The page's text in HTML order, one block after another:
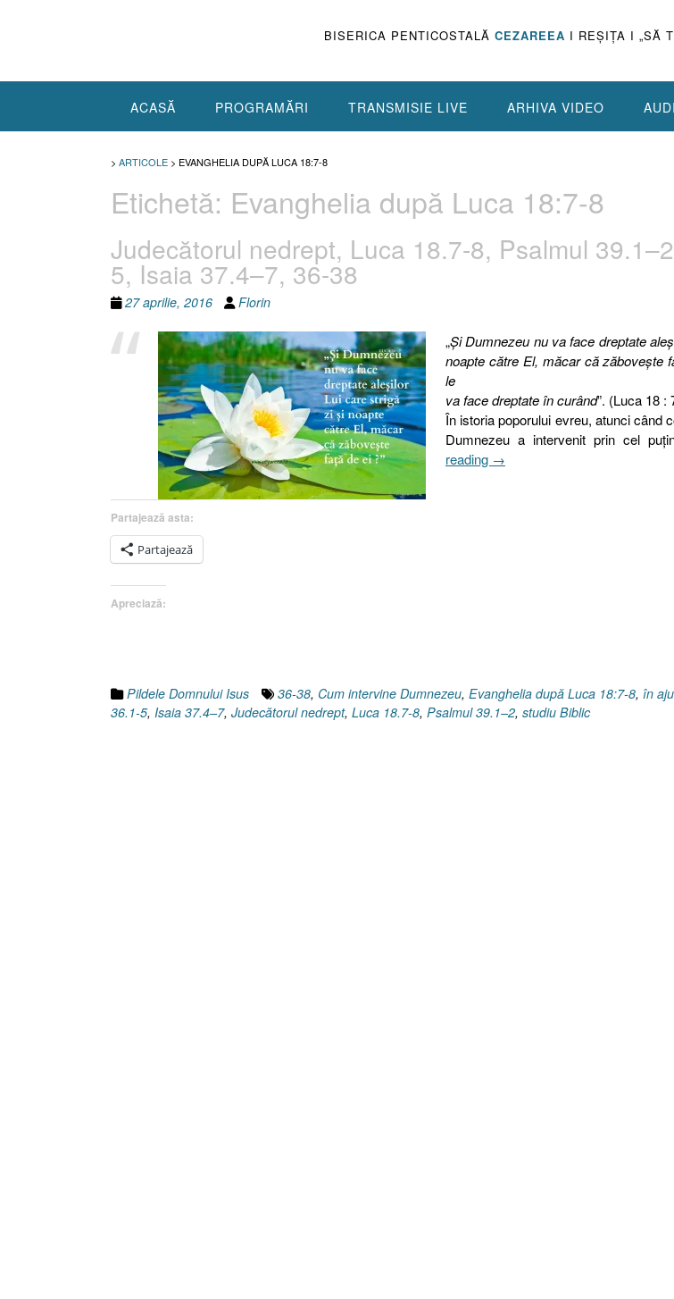
BISERICA PENTICOSTALĂ CEZAREEA I REŞIŢA I „SĂ
ACASĂ PROGRAMĂRI TRANSMISIE LIVE ARHIVA VIDEO
> ARTICOLE > EVANGHELIA DUPĂ LUCA 18:7-8
Etichetă: Evanghelia după Luca 18:7-8
Judecătorul nedrept, Luca 18.7-8, Psalmul
5, Isaia 37.4–7, 36-38
27 aprilie, 2016 Florin
„Şi Dumnezeu nu va face dreptate
noapte către El, măcar că zăboveşte
le
va face dreptate în curând”. (Luca 18 :
În istoria poporului evreu, atunci când
Dumnezeu a intervenit prin cel
reading „Judecătorul
37.4–
7,
→
Partajează asta:
Partajează
Apreciază:
Pildele Domnului Isus 36-38, Cum intervine Dumnezeu, Evanghelia după Luca 18:7-8, în
36.1-5, Isaia 37.4–7, Judecătorul nedrept, Luca 18.7-8, Psalmul 39.1–2, studiu Biblic